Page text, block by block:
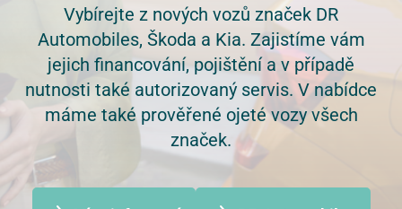
Vybírejte z nových vozů značek DR
Automobiles, Škoda a Kia. Zajistíme vám
jejich financování, pojištění a v případě
nutnosti také autorizovaný servis. V nabídce
máme také prověřené ojeté vozy všech
značek.